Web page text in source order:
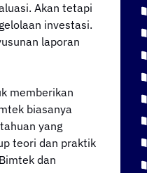
Akan tetapi
investasi.
laporan
memberikan
biasanya
yang
teori dan praktik
dan